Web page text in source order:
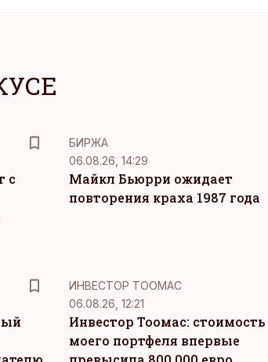
с
БИРЖА
06.08.26, 14:29
Майкл Бьюрри ожидает
повторения краха 1987 года
ИНВЕСТОР ТООМАС
06.08.26, 12:21
Инвестор Тоомас: стоимость
моего портфеля впервые